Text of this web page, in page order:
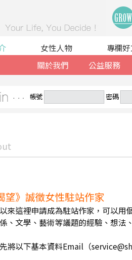
關於我們
公益服務
女性人物 專欄
帳號 密碼
望》誠徵女性駐站作家
來這裡申請成為駐站作家，可以
、文學、藝術等議題的經驗、想法
將以下基本資料Email（